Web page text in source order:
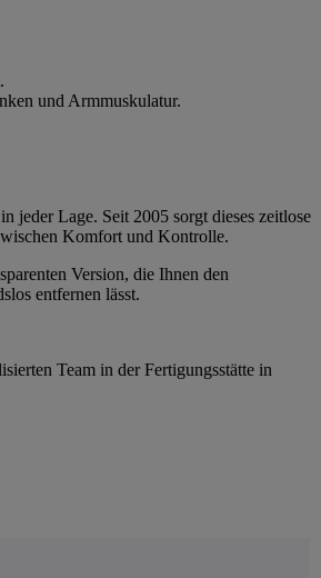
und Armmuskulatur.
jeder Lage. Seit 2005 sorgt dieses zeitlose
Komfort und Kontrolle.
Version, die Ihnen den
entfernen lässt.
Team in der Fertigungsstätte in